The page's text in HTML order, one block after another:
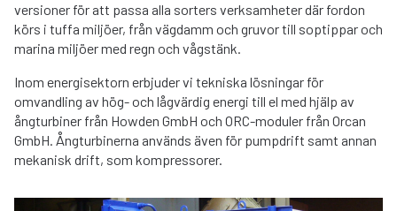
versioner för att passa alla sorters verksamheter där fordon
körs i tuffa miljöer, från vägdamm och gruvor till soptippar och
marina miljöer med regn och vågstänk.
Inom energisektorn erbjuder vi tekniska lösningar för
omvandling av hög- och lågvärdig energi till el med hjälp av
ångturbiner från Howden GmbH och ORC-moduler från Orcan
GmbH. Ångturbinerna används även för pumpdrift samt annan
mekanisk drift, som kompressorer.